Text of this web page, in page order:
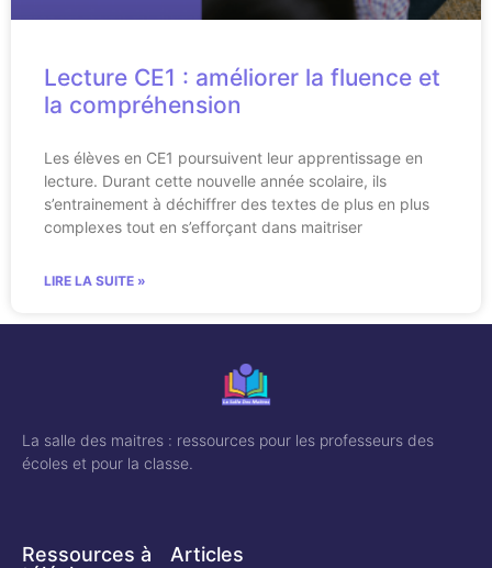
Lecture CE1 : améliorer la fluence et
la compréhension
Les élèves en CE1 poursuivent leur apprentissage en
lecture. Durant cette nouvelle année scolaire, ils
s’entrainement à déchiffrer des textes de plus en plus
complexes tout en s’efforçant dans maitriser
LIRE LA SUITE »
La salle des maitres : ressources pour les professeurs des
écoles et pour la classe.
Ressources à
Articles